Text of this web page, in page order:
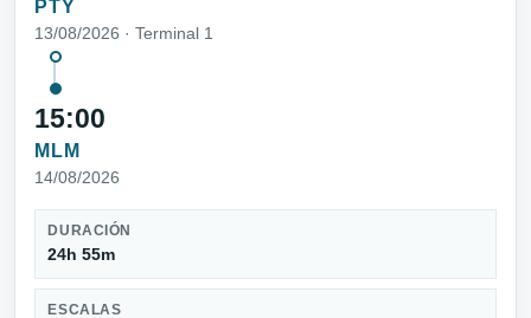
PTY
13/08/2026 · Terminal 1
15:00
MLM
14/08/2026
DURACIÓN
24h 55m
ESCALAS